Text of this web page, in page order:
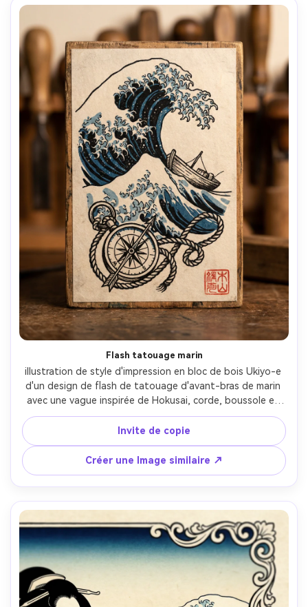
Flash tatouage marin
illustration de style d'impression en bloc de bois Ukiyo-e
d'un design de flash de tatouage d'avant-bras de marin
avec une vague inspirée de Hokusai, corde, boussole et
petit bateau, contours épais et propres, bleu et noir
prussiens limités, ombrage plat, texture en bloc de bois
intentionnel, clarté graphique à haut contraste, petit
sceau rouge, conçu comme une plaque propre prête à
pochoir, objectif 85 mm, profondeur de champ peu
profonde, éclairage cinématographique doux-AR 4:5
Invite de copie
Créer une Image similaire ↗